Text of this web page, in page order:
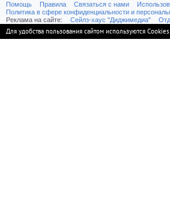
Помощь
Правила Связаться с нами
Политика в сфере конфиденциальности и
Реклама на сайте:
Cейлз-хаус "Диджимедиа"
Для удобства пользования сайтом используются